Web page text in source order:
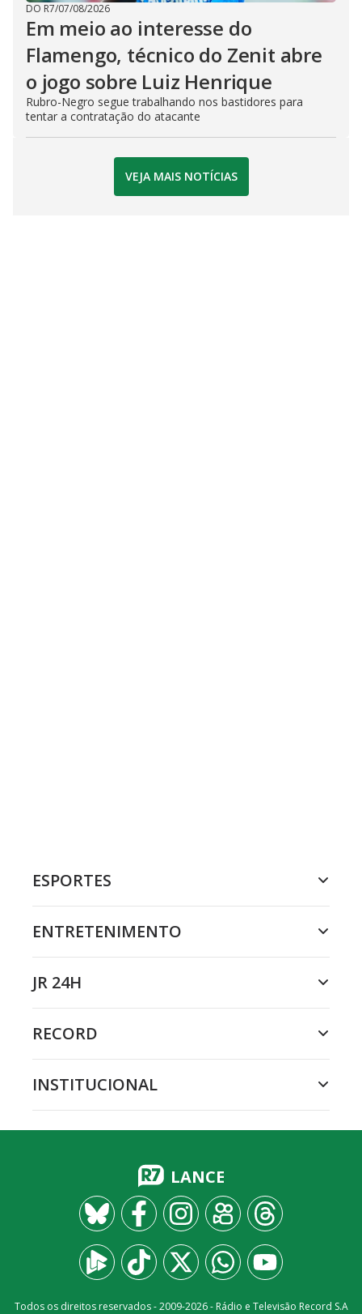
DO R7/07/08/2026
Em meio ao interesse do
Flamengo, técnico do Zenit abre
o jogo sobre Luiz Henrique
Rubro-Negro segue trabalhando nos bastidores para
tentar a contratação do atacante
VEJA MAIS NOTÍCIAS
ESPORTES
ENTRETENIMENTO
JR 24H
RECORD
INSTITUCIONAL
LANCE
Todos os direitos reservados - 2009-2026- Rádio e Televisão Record S.A